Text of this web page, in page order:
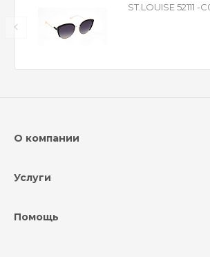
ST.LOUISE 52111 -
О компании
Услуги
Помощь